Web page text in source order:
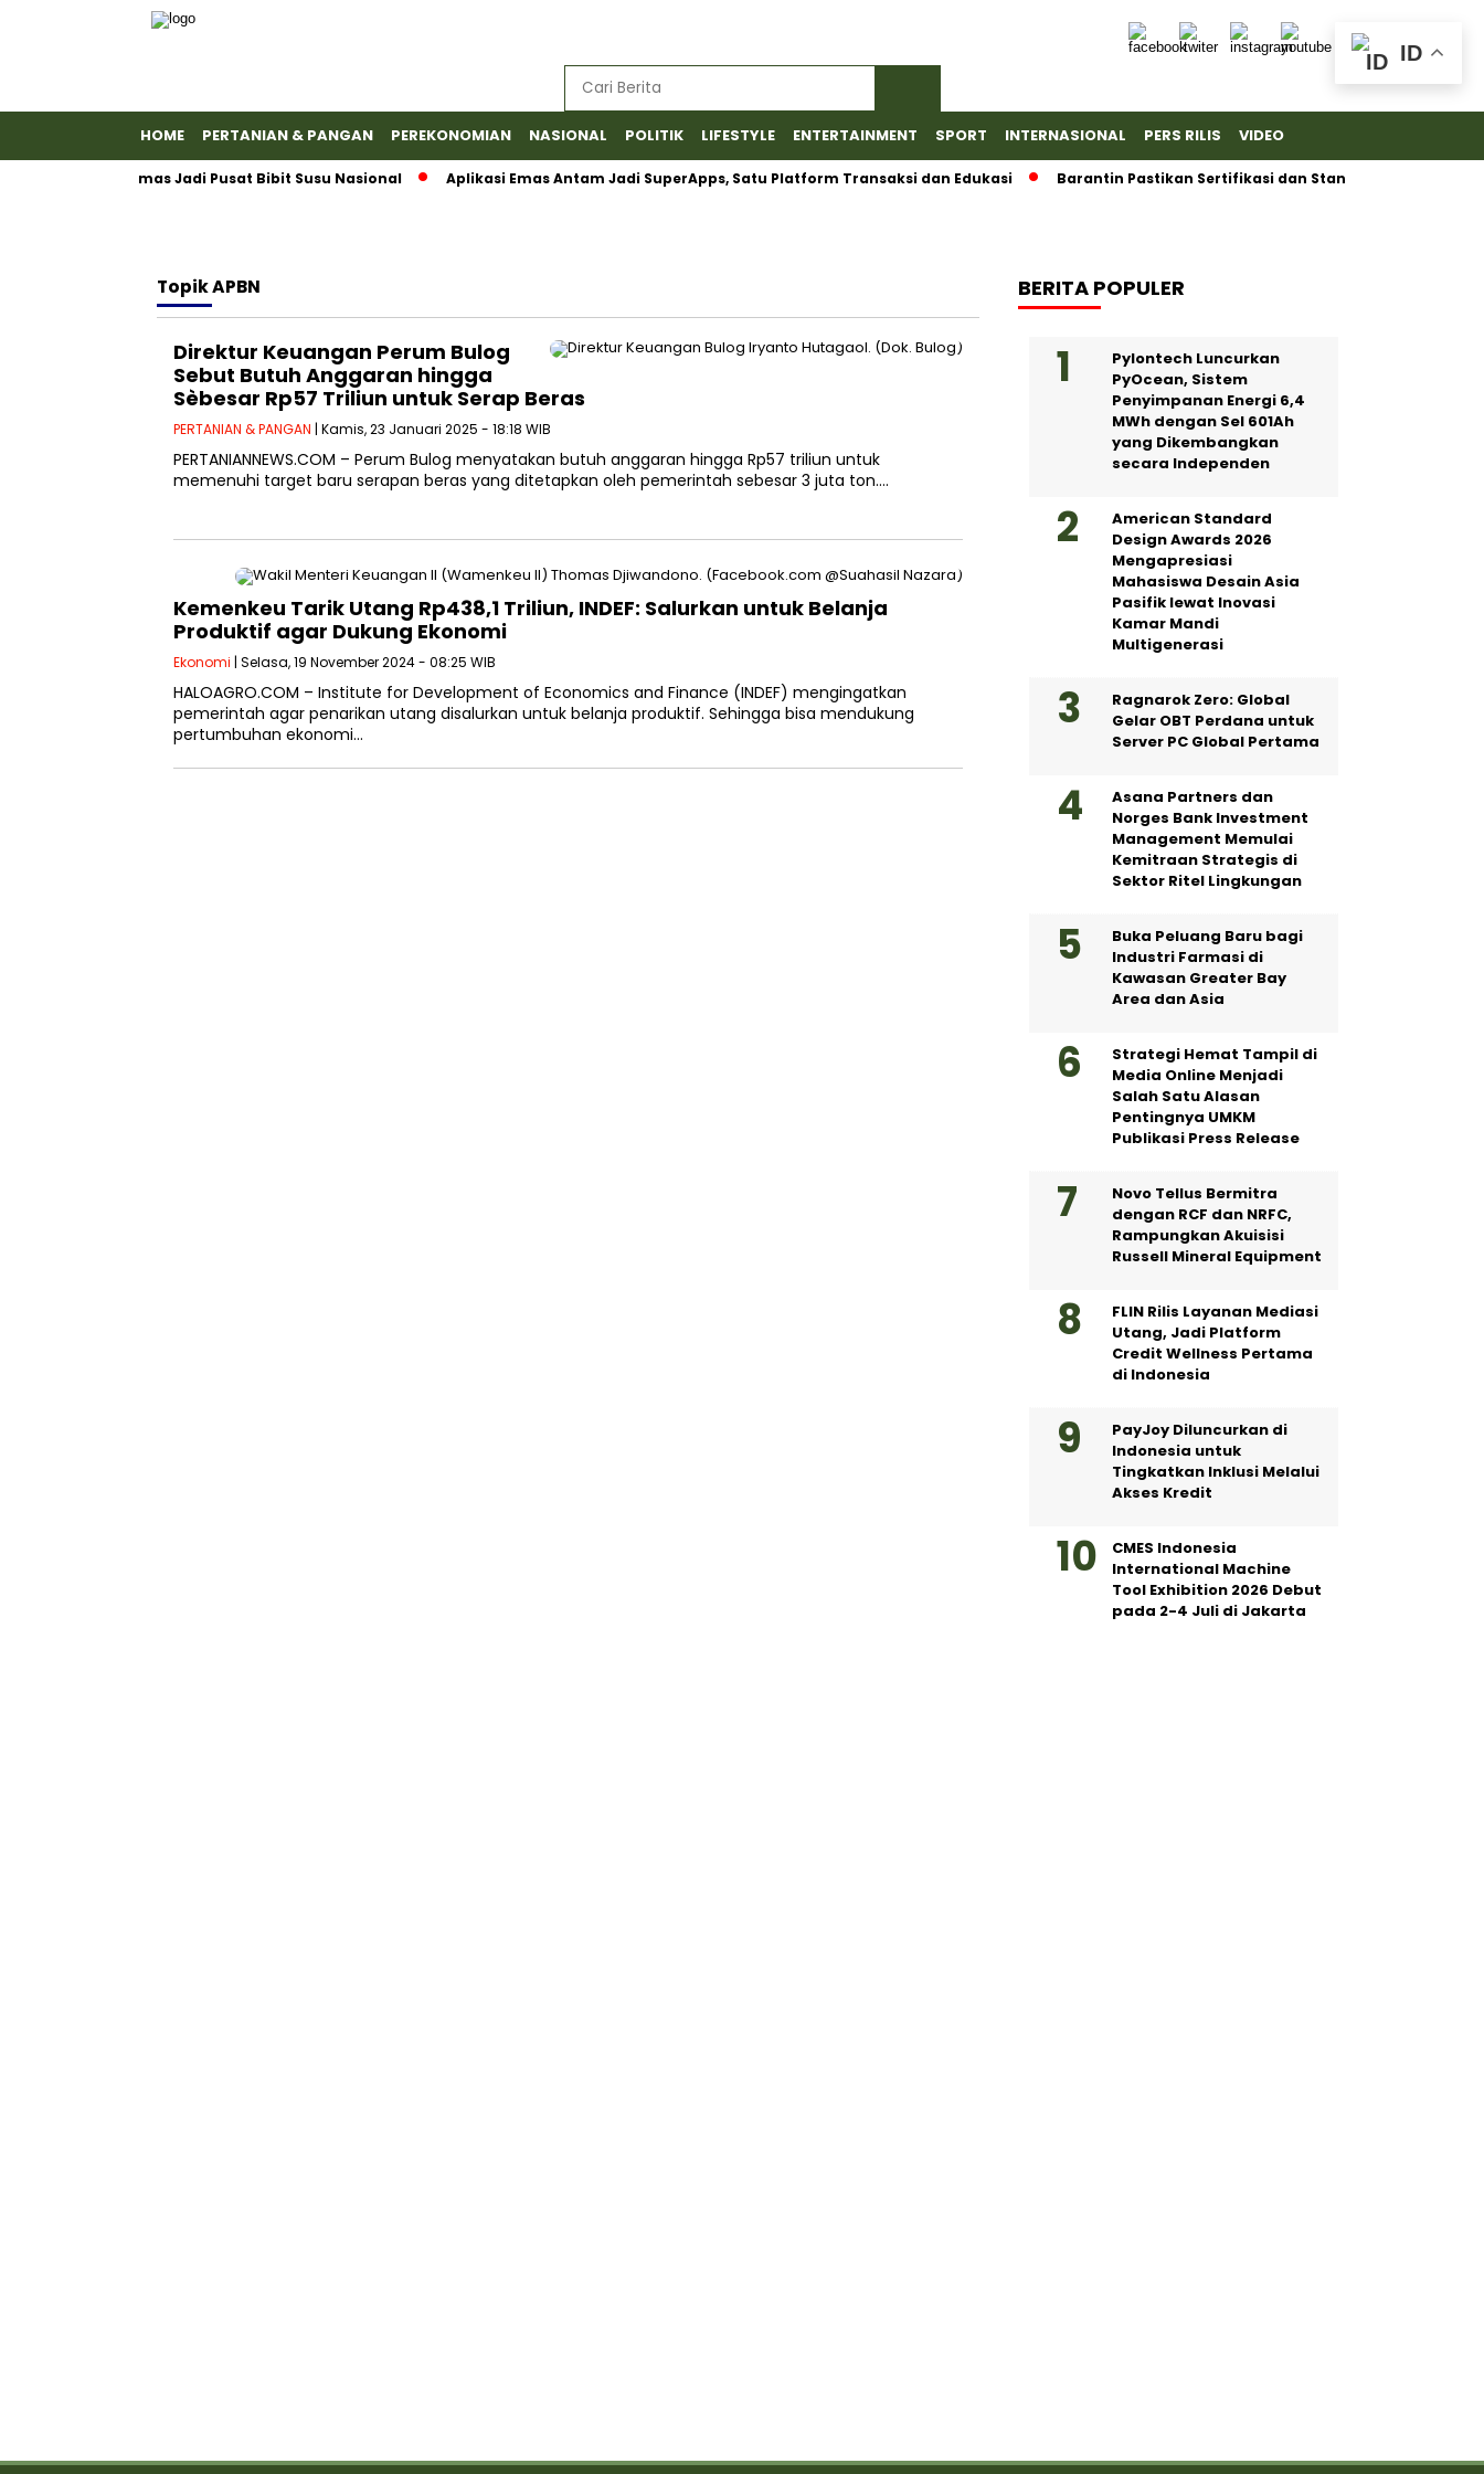
HOME PERTANIAN & PANGAN PEREKONOMIAN NASIONAL POLITIK LIFESTYLE ENTERTAINMENT SPORT INTERNASIONAL PERS RILIS VIDEO
Banyumas Jadi Pusat Bibit Susu Nasional Aplikasi Emas Antam Jadi SuperApps, Satu Platform Transaksi dan Edukasi Barantin Pastikan Sertifikasi dan Standar Ketat untuk
TopikAPBN
Direktur Keuangan Perum Bulog
Sebut Butuh Anggaran hingga
Sèbesar Rp57 Triliun untuk Serap Beras
PERTANIAN & PANGAN | Kamis, 23 Januari 2025 - 18:18 WIB
PERTANIANNEWS.COM – Perum Bulog menyatakan butuh anggaran hingga Rp57 triliun untuk
memenuhi target baru serapan beras yang ditetapkan oleh pemerintah sebesar 3 juta ton….
Kemenkeu Tarik Utang Rp438,1 Triliun, INDEF: Salurkan untuk Belanja
Produktif agar Dukung Ekonomi
Ekonomi | Selasa, 19 November 2024 - 08:25 WIB
HALOAGRO.COM – Institute for Development of Economics and Finance (INDEF) mengingatkan
pemerintah agar penarikan utang disalurkan untuk belanja produktif. Sehingga bisa mendukung
pertumbuhan ekonomi…
BERITA POPULER
Pylontech Luncurkan
PyOcean, Sistem
Penyimpanan Energi 6,4
MWh dengan Sel 601Ah
yang Dikembangkan
secara Independen
American Standard
Design Awards 2026
Mengapresiasi
Mahasiswa Desain Asia
Pasifik lewat Inovasi
Kamar Mandi
Multigenerasi
Ragnarok Zero: Global
Gelar OBT Perdana untuk
Server PC Global Pertama
Asana Partners dan
Norges Bank Investment
Management Memulai
Kemitraan Strategis di
Sektor Ritel Lingkungan
Buka Peluang Baru bagi
Industri Farmasi di
Kawasan Greater Bay
Area dan Asia
Strategi Hemat Tampil di
Media Online Menjadi
Salah Satu Alasan
Pentingnya UMKM
Publikasi Press Release
Novo Tellus Bermitra
dengan RCF dan NRFC,
Rampungkan Akuisisi
Russell Mineral Equipment
FLIN Rilis Layanan Mediasi
Utang, Jadi Platform
Credit Wellness Pertama
di Indonesia
PayJoy Diluncurkan di
Indonesia untuk
Tingkatkan Inklusi Melalui
Akses Kredit
CMES Indonesia
International Machine
Tool Exhibition 2026 Debut
pada 2-4 Juli di Jakarta
ID